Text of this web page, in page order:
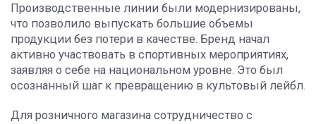
Производственные линии были модернизированы,
что позволило выпускать большие объемы
продукции без потери в качестве. Бренд начал
активно участвовать в спортивных мероприятиях,
заявляя о себе на национальном уровне. Это был
осознанный шаг к превращению в культовый лейбл.
Для розничного магазина сотрудничество с